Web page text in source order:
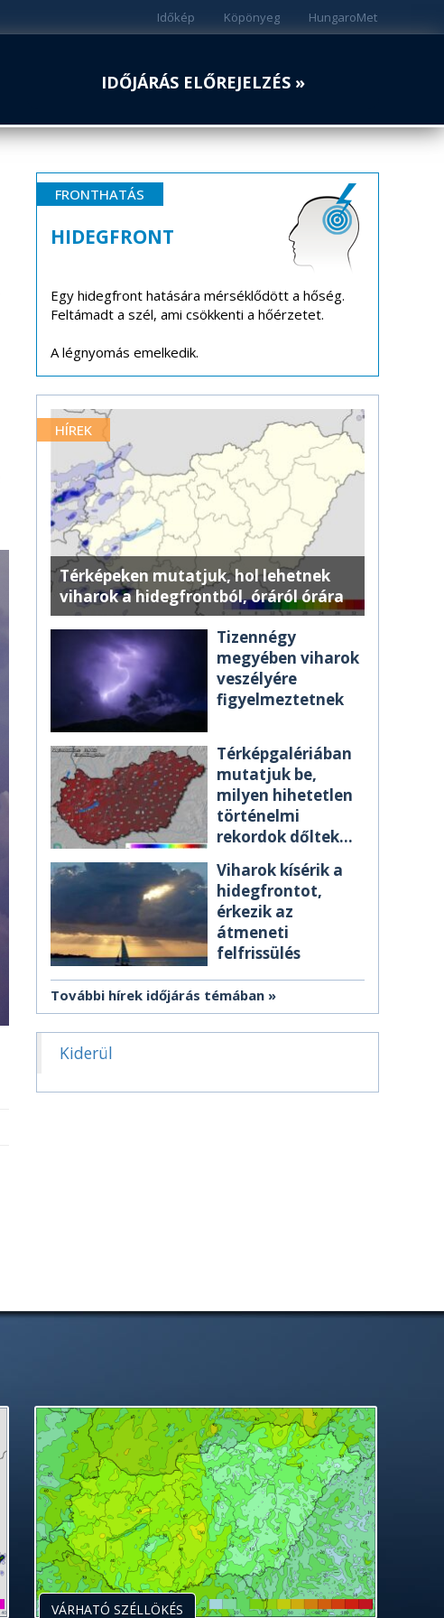
HungaroMet
Köpönyeg
Időkép
IDŐJÁRÁS ELŐREJELZÉS »
FRONTHATÁS
HIDEGFRONT
Egy hidegfront hatására mérséklődött a hőség.
Feltámadt a szél, ami csökkenti a hőérzetet.
A légnyomás emelkedik.
HÍREK
Térképeken mutatjuk, hol lehetnek
viharok a hidegfrontból, óráról órára
Tizennégy
megyében viharok
veszélyére
figyelmeztetnek
Térképgalériában
mutatjuk be,
milyen hihetetlen
történelmi
rekordok dőltek
Viharok kísérik a
hidegfrontot,
érkezik az
átmeneti
felfrissülés
További hírek időjárás témában
Kiderül
VÁRHATÓ SZÉLLÖKÉS